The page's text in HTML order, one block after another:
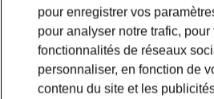
pour enregistrer vos
pour analyser notre trafic, pour
fonctionnalités de réseaux
personnaliser, en fonction de
contenu du site et les